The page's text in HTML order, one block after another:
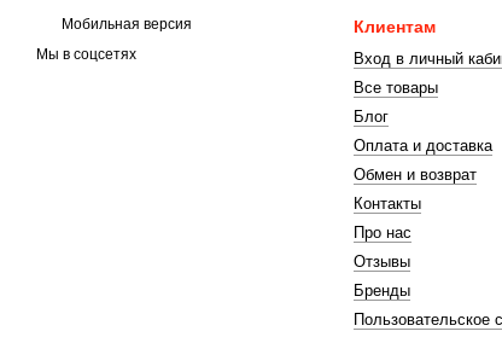
Мобильная версия
Мы в соцсетях
Клиентам
Вход в личный
Все товары
Блог
Оплата и доставка
Обмен и возврат
Контакты
Про нас
Отзывы
Бренды
Пользовательское